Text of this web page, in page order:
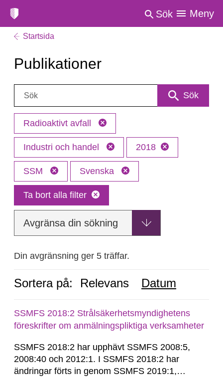
Sök Meny
Startsida
Publikationer
Sök: Sök
Radioaktivt avfall
Industri och handel 2018
SSM Svenska
Ta bort alla filter
Avgränsa din sökning
Din avgränsning ger 5 träffar.
Sortera på: Relevans Datum
SSMFS 2018:2 Strålsäkerhetsmyndighetens
föreskrifter om anmälningspliktiga verksamheter
SSMFS 2018:2 har upphävt SSMFS 2008:5,
2008:40 och 2012:1. I SSMFS 2018:2 har
ändringar förts in genom SSMFS 2019:1,